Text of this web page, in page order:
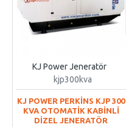
KJ Power Jeneratör
kjp300kva
KJ POWER PERKİNS KJP 300
KVA OTOMATİK KABİNLİ
DİZEL JENERATÖR